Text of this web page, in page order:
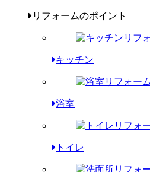
リフォームのポイント
キッチン
浴室
トイレ